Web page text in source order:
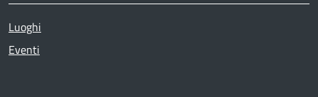
Luoghi
Eventi